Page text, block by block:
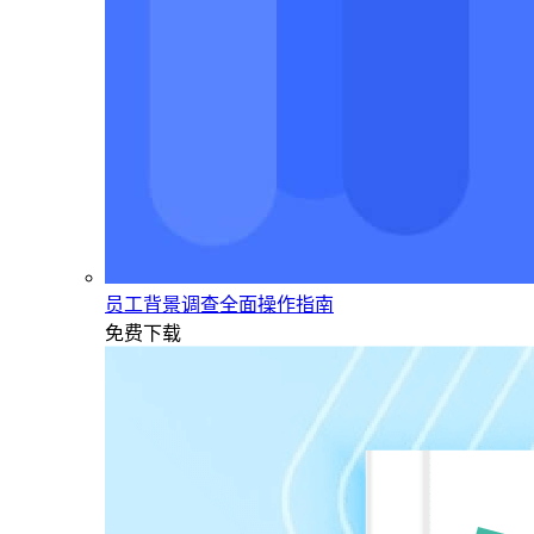
员工背景调查全面操作指南
免费下载